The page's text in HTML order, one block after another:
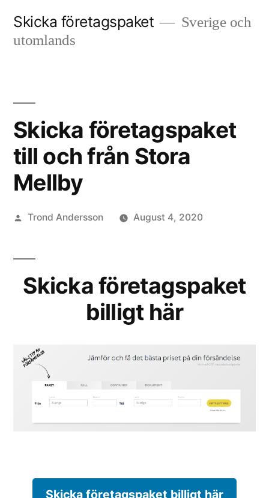
Skicka företagspaket
Sverige och
utomlands
Skicka företagspaket
till och från Stora
Mellby
Posted
Trond Andersson August 4, 2020
Skicka företagspaket
billigt här
Skicka företagspaket billigt här